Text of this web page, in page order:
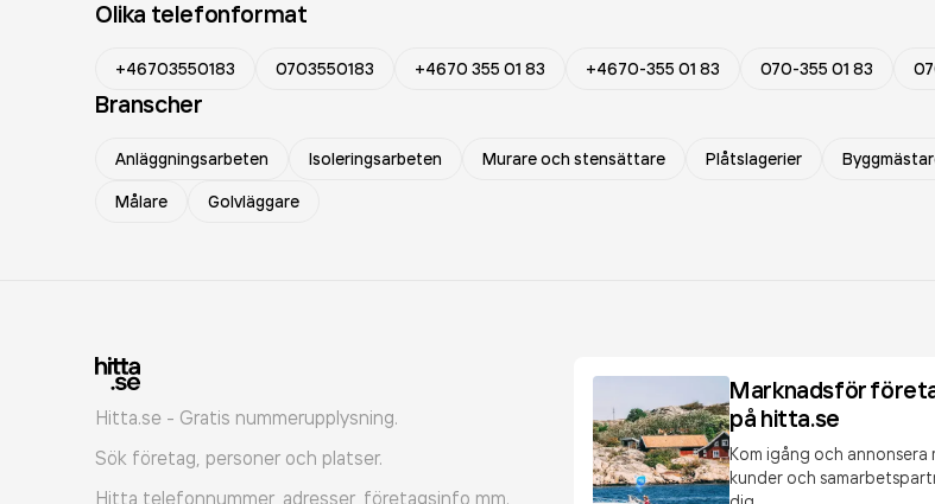
Olika telefonformat
+46703550183 0703550183 +4670 355 01 83 +4670-355 01 83 070-355 01 83
Branscher
Anläggningsarbeten Isoleringsarbeten Murare och stensättare Plåtslagerier
Målare
Golvläggare
Hitta.se - Gratis nummerupplysning.
Sök företag, personer och platser.
Hitta telefonnummer, adresser, företagsinfo mm.
Marknadsför
på hitta.se
Kom igång och annonsera
kunder och